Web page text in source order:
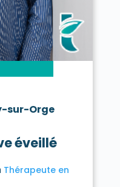
sur-Orge
éveillé
Thérapeute en